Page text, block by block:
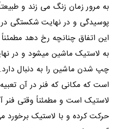
به مرور زمان زنگ می زند و
پوسیدگی و در نهایت شکستگی در
این اتفاق چنانچه رخ دهد
به لاستیک‌ ماشین میشود و در
چپ شدن ماشین را به دنبال
است که مکانی که فنر در آن
لاستیک است و مطمئناً وقتی فنر
حرکت کرده و با لاستیک برخورد